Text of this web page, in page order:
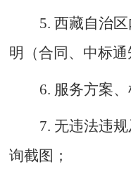
5. 西藏自治
明（合同、中标通
6. 服务方案、
7. 无违法违
询截图；